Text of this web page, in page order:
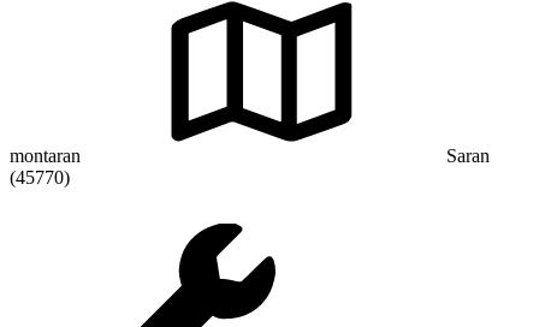
montaran
Saran
(45770)